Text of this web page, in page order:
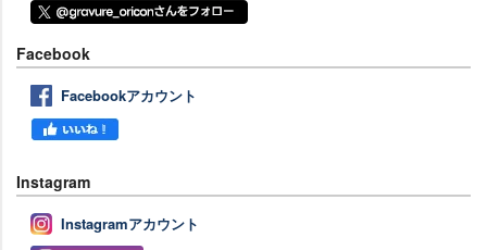
Facebook
Facebookアカウント
Instagram
Instagramアカウント